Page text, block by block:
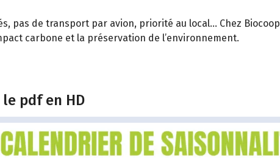
pas de transport par avion, priorité au local… Chez
carbone et la préservation de l’environnement.
pdf en HD